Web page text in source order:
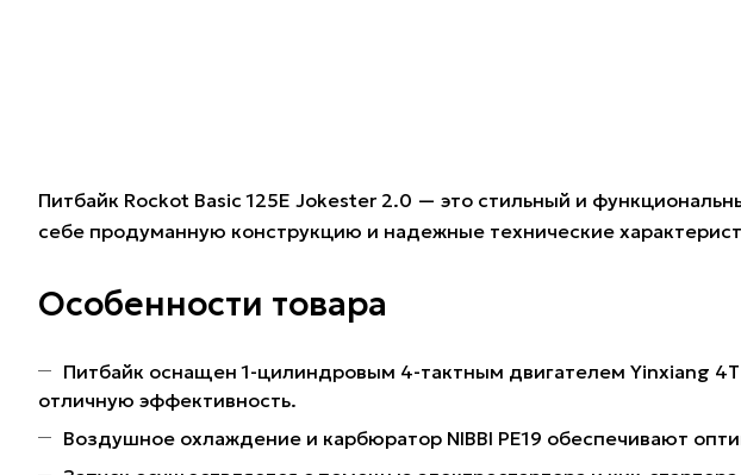
Питбайк Rockot Basic 125E Jokester 2.0 — это стильный и
себе продуманную конструкцию и надежные технические
Особенности товара
Питбайк оснащен 1-цилиндровым 4-тактным двигателем Yinxiang
отличную эффективность.
Воздушное охлаждение и карбюратор NIBBI PE19 обеспечивают